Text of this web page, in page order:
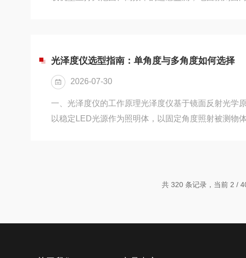
与适配场景，为用户提供清晰的选型参考。一、无人
牌与产品对比无人机载多光谱相机是农业遥感、环境
心设备，核心诉求是轻量化、高...
光泽度仪选型指南：单角度与多角度如何选择
2026-07-30
一、光泽度仪的工作原理光泽度仪基于镜面反射光学
以稳定LED光源作为照明体，以固定角度照射被测物
量结果的代表性和有效性。二、三种常用测量角度及
共 320 条记录，当前 2 /